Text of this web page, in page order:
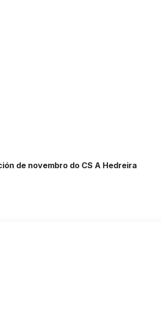
de novembro do CS A Hedreira